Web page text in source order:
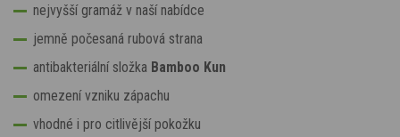
nejvyšší gramáž v naší nabídce
jemně počesaná rubová strana
antibakteriální složka Bamboo Kun
omezení vzniku zápachu
vhodné i pro citlivější pokožku